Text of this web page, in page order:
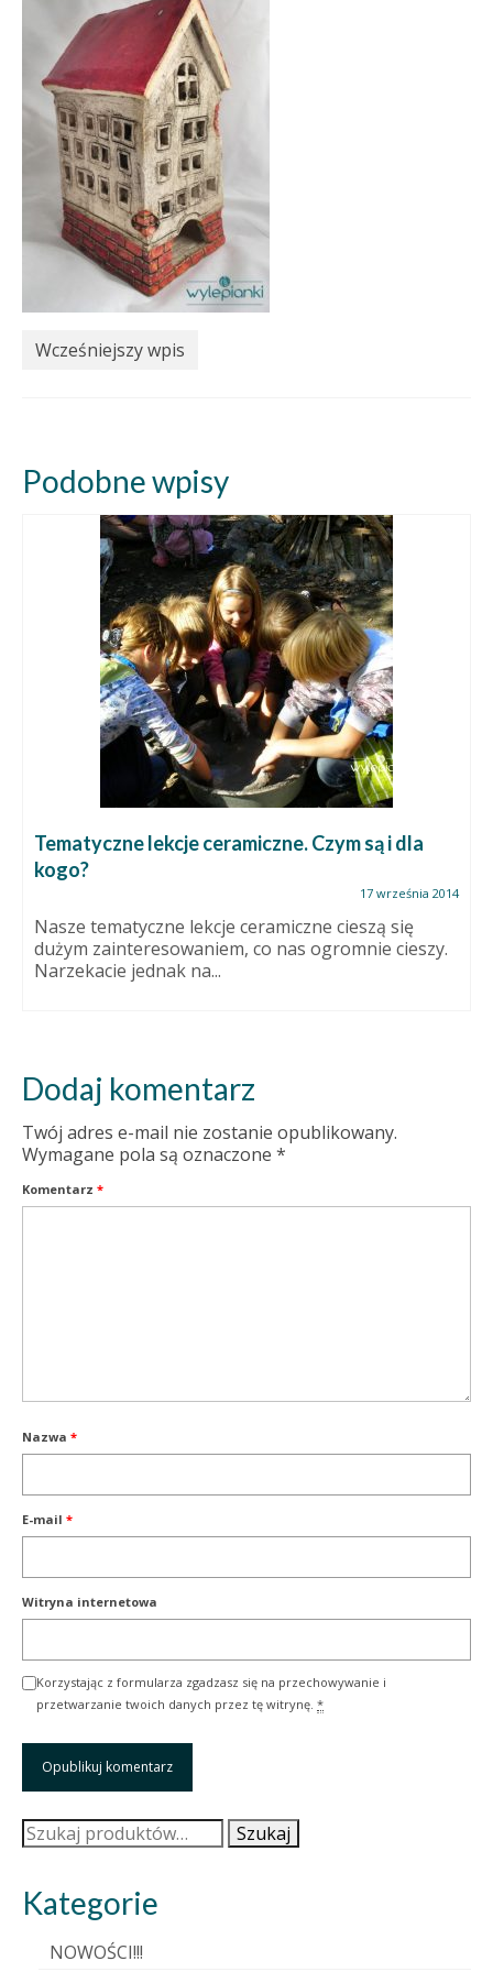
Wcześniejszy wpis
Podobne wpisy
Tematyczne lekcje ceramiczne. Czym są i dla
kogo?
17 września 2014
Nasze tematyczne lekcje ceramiczne cieszą się
dużym zainteresowaniem, co nas ogromnie cieszy.
Narzekacie jednak na...
Dodaj komentarz
Twój adres e-mail nie zostanie opublikowany.
Wymagane pola są oznaczone *
Komentarz *
Nazwa *
E-mail *
Witryna internetowa
Korzystając z formularza zgadzasz się na przechowywanie i
przetwarzanie twoich danych przez tę witrynę. *
Szukaj: Szukaj
Kategorie
NOWOŚCI!!!